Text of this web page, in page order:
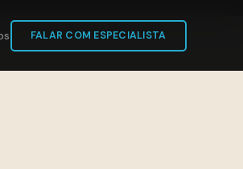
FALAR COM ESPECIALISTA